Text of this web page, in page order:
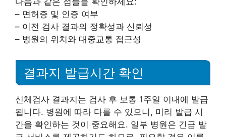
– 면허증 및 인증 여부
– 이전 검사 결과의 정확성과 신뢰성
– 병원의 위치와 대중교통 접근성
결과지 발급시간 확인
신체검사 결과지는 검사 후 보통 1주일 이내에 발급
됩니다. 병원에 따라 다를 수 있으니, 미리 발급 시
간을 확인하는 것이 중요해요. 일부 병원은 긴급 발